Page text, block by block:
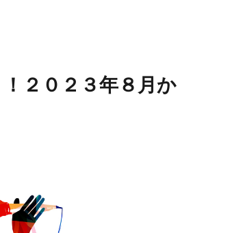
２０２３年８月か